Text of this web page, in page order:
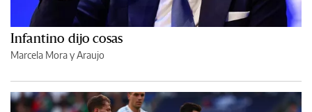
Infantino dijo cosas
Marcela Mora y Araujo